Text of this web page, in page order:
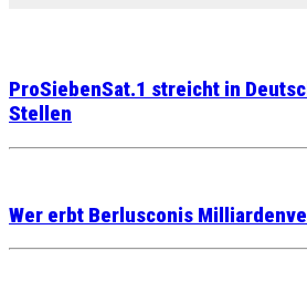
ProSiebenSat.1 streicht in
Stellen
Wer erbt Berlusconis